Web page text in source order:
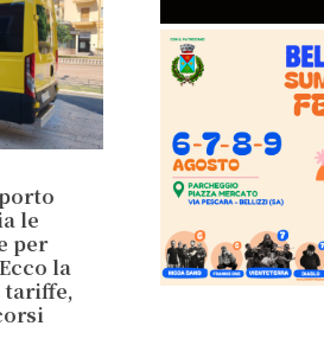
le
per
la
tariffe,